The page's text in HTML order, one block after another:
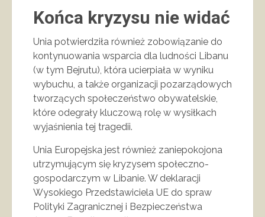
Końca kryzysu nie widać
Unia potwierdziła również zobowiązanie do
kontynuowania wsparcia dla ludności Libanu
(w tym Bejrutu), która ucierpiała w wyniku
wybuchu, a także organizacji pozarządowych
tworzących społeczeństwo obywatelskie,
które odegrały kluczową rolę w wysiłkach
wyjaśnienia tej tragedii.
Unia Europejska jest również zaniepokojona
utrzymującym się kryzysem społeczno-
gospodarczym w Libanie. W deklaracji
Wysokiego Przedstawiciela UE do spraw
Polityki Zagranicznej i Bezpieczeństwa